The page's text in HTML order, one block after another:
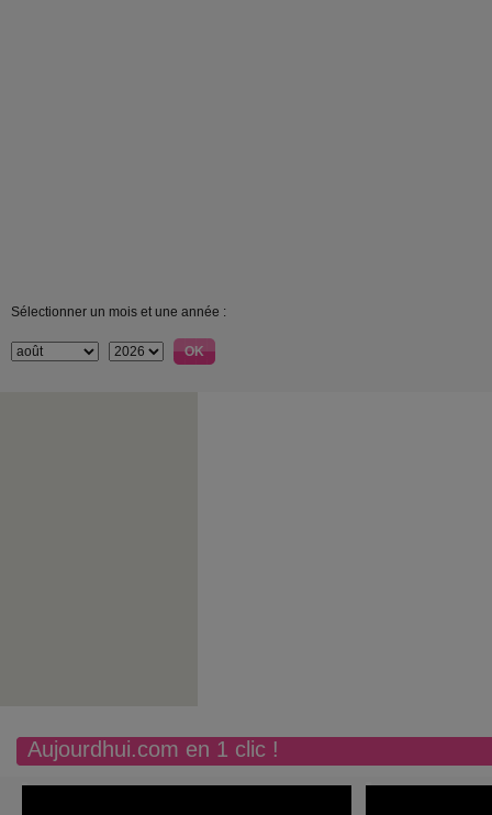
Sélectionner un mois et une année :
Aujourdhui.com en 1 clic !